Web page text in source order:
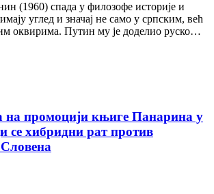
(1960) спада у филозофе историје и
углед и значај не само у српским, већ
оквирима. Путин му је доделио руско…
на промоцији књиге Панарина у
се хибридни рат против